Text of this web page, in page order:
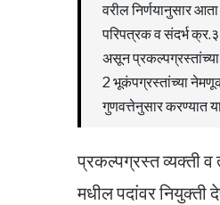
वरील निर्णयानुसार
परिपत्रक व संदर्भ
असून
2 भूकंपग्रस्तांच्या
गुणवत्तेनुसार करण्यात
प्रकल्‍पग्रस्‍त व्‍यक्‍ती
मधील पदांवर नियुक्‍ती